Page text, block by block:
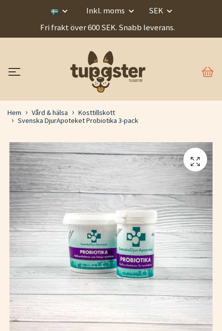
Inkl. moms
SEK
Fri frakt över 600 SEK. Snabb leverans.
Hem Vård & hälsa
Kosttillskott
Svenska DjurApoteket Probiotika 3-pack